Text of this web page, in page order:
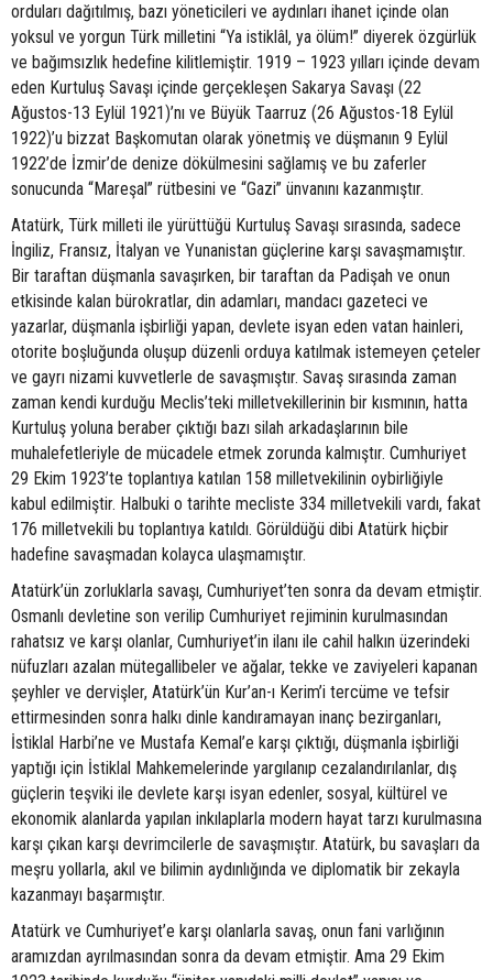
orduları dağıtılmış, bazı yöneticileri ve aydınları ihanet içinde olan
yoksul ve yorgun Türk milletini “Ya istiklâl, ya ölüm!” diyerek özgürlük
ve bağımsızlık hedefine kilitlemiştir. 1919 – 1923 yılları içinde devam
eden Kurtuluş Savaşı içinde gerçekleşen Sakarya Savaşı (22
Ağustos-13 Eylül 1921)’nı ve Büyük Taarruz (26 Ağustos-18 Eylül
1922)’u bizzat Başkomutan olarak yönetmiş ve düşmanın 9 Eylül
1922’de İzmir’de denize dökülmesini sağlamış ve bu zaferler
sonucunda “Mareşal” rütbesini ve “Gazi” ünvanını kazanmıştır.
Atatürk, Türk milleti ile yürüttüğü Kurtuluş Savaşı sırasında, sadece
İngiliz, Fransız, İtalyan ve Yunanistan güçlerine karşı savaşmamıştır.
Bir taraftan düşmanla savaşırken, bir taraftan da Padişah ve onun
etkisinde kalan bürokratlar, din adamları, mandacı gazeteci ve
yazarlar, düşmanla işbirliği yapan, devlete isyan eden vatan hainleri,
otorite boşluğunda oluşup düzenli orduya katılmak istemeyen çeteler
ve gayrı nizami kuvvetlerle de savaşmıştır. Savaş sırasında zaman
zaman kendi kurduğu Meclis’teki milletvekillerinin bir kısmının, hatta
Kurtuluş yoluna beraber çıktığı bazı silah arkadaşlarının bile
muhalefetleriyle de mücadele etmek zorunda kalmıştır. Cumhuriyet
29 Ekim 1923’te toplantıya katılan 158 milletvekilinin oybirliğiyle
kabul edilmiştir. Halbuki o tarihte mecliste 334 milletvekili vardı, fakat
176 milletvekili bu toplantıya katıldı. Görüldüğü dibi Atatürk hiçbir
hadefine savaşmadan kolayca ulaşmamıştır.
Atatürk’ün zorluklarla savaşı, Cumhuriyet’ten sonra da devam etmiştir.
Osmanlı devletine son verilip Cumhuriyet rejiminin kurulmasından
rahatsız ve karşı olanlar, Cumhuriyet’in ilanı ile cahil halkın üzerindeki
nüfuzları azalan mütegallibeler ve ağalar, tekke ve zaviyeleri kapanan
şeyhler ve dervişler, Atatürk’ün Kur’an-ı Kerim’i tercüme ve tefsir
ettirmesinden sonra halkı dinle kandıramayan inanç bezirganları,
İstiklal Harbi’ne ve Mustafa Kemal’e karşı çıktığı, düşmanla işbirliği
yaptığı için İstiklal Mahkemelerinde yargılanıp cezalandırılanlar, dış
güçlerin teşviki ile devlete karşı isyan edenler, sosyal, kültürel ve
ekonomik alanlarda yapılan inkılaplarla modern hayat tarzı kurulmasına
karşı çıkan karşı devrimcilerle de savaşmıştır. Atatürk, bu savaşları da
meşru yollarla, akıl ve bilimin aydınlığında ve diplomatik bir zekayla
kazanmayı başarmıştır.
Atatürk ve Cumhuriyet’e karşı olanlarla savaş, onun fani varlığının
aramızdan ayrılmasından sonra da devam etmiştir. Ama 29 Ekim